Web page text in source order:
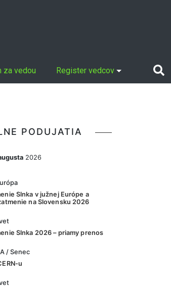
za vedou Register vedcov
PODUJATIA
2026
Slnka v južnej Európe a
na Slovensku 2026
Slnka 2026 – priamy prenos
/ Senec
u